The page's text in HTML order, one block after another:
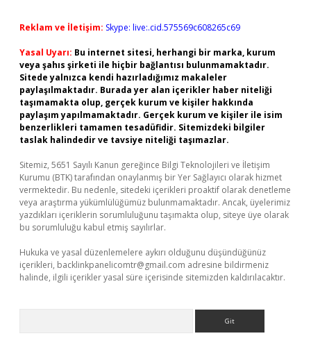
Reklam ve İletişim: Skype: live:.cid.575569c608265c69
Yasal Uyarı: Bu internet sitesi, herhangi bir marka, kurum
veya şahıs şirketi ile hiçbir bağlantısı bulunmamaktadır.
Sitede yalnızca kendi hazırladığımız makaleler
paylaşılmaktadır. Burada yer alan içerikler haber niteliği
taşımamakta olup, gerçek kurum ve kişiler hakkında
paylaşım yapılmamaktadır. Gerçek kurum ve kişiler ile isim
benzerlikleri tamamen tesadüfidir. Sitemizdeki bilgiler
taslak halindedir ve tavsiye niteliği taşımazlar.
Sitemiz, 5651 Sayılı Kanun gereğince Bilgi Teknolojileri ve İletişim
Kurumu (BTK) tarafından onaylanmış bir Yer Sağlayıcı olarak hizmet
vermektedir. Bu nedenle, sitedeki içerikleri proaktif olarak denetleme
veya araştırma yükümlülüğümüz bulunmamaktadır. Ancak, üyelerimiz
yazdıkları içeriklerin sorumluluğunu taşımakta olup, siteye üye olarak
bu sorumluluğu kabul etmiş sayılırlar.
Hukuka ve yasal düzenlemelere aykırı olduğunu düşündüğünüz
içerikleri, backlinkpanelicomtr@gmail.com adresine bildirmeniz
halinde, ilgili içerikler yasal süre içerisinde sitemizden kaldırılacaktır.